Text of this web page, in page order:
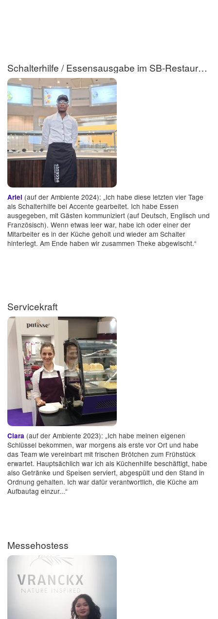
Schalterhilfe / Essensausgabe im SB-Restaurant (m/w/d)
Ariel (auf der Ambiente 2024): „Ich habe diese letzten vier Tage
als Schalterhilfe bei Accente gearbeitet. Ich habe Essen
ausgegeben, mit Gästen kommuniziert (auf Deutsch, Englisch und
Französisch). Wenn etwas leer war, habe ich oder einer der
Mitarbeiter es in der Küche geholt und wieder am Schalter
hinterlegt. Am Ende haben wir zusammen Theke abgewischt.“
Servicekraft
Clara (auf der Ambiente 2023): „Ich habe meinen eigenen
Schlüssel bekommen, war morgens als erste vor Ort und habe
das Team wie vereinbart mit frischen Brötchen zum Frühstück
erwartet. Hauptsächlich war ich als Küchenhilfe beschäftigt, habe
also Getränke und Speisen serviert, abgespült und den Stand in
Ordnung gehalten. Ich war dafür verantwortlich, die Küche am
Aufbautag einzur...“
Messehostess